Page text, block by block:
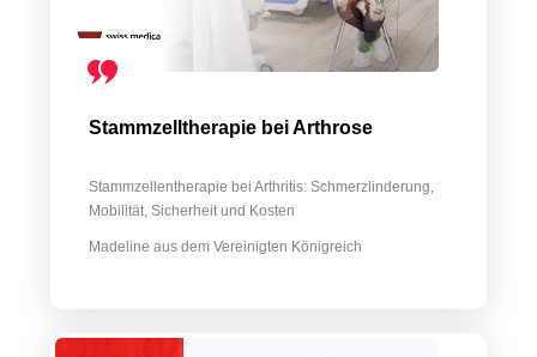
Stammzelltherapie bei Arthrose
Stammzellentherapie bei Arthritis: Schmerzlinderung,
Mobilität, Sicherheit und Kosten
Madeline aus dem Vereinigten Königreich